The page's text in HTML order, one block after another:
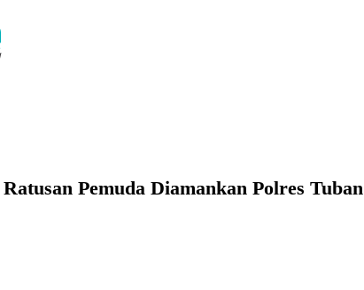
Pemuda Diamankan Polres Tuban